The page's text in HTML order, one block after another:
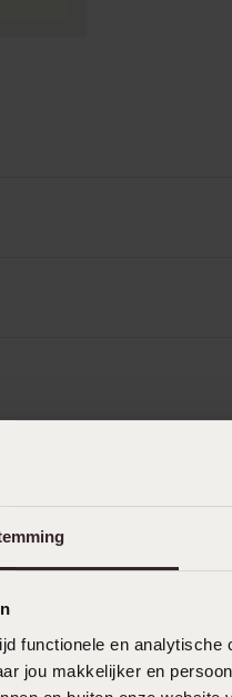
functionele en
jou makkelijker en
Filter
Het zijn